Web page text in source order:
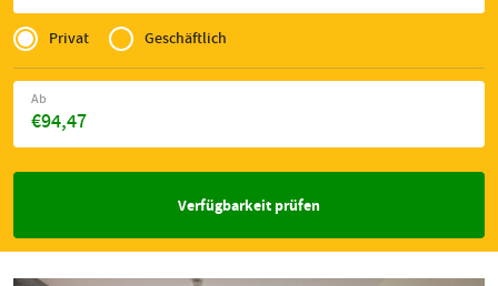
Privé
of
Zakelijk
Privat Geschäftlich
€94,47
Ab
Verfügbarkeit prüfen